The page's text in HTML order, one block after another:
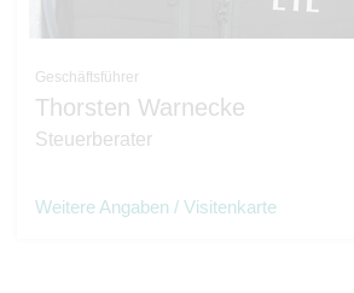
Geschäftsführer
Thorsten Warnecke
Steuerberater
Weitere Angaben / Visitenkarte